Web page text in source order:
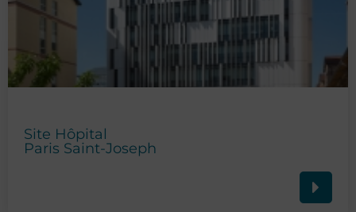
Site Hôpital
Paris Saint-Joseph